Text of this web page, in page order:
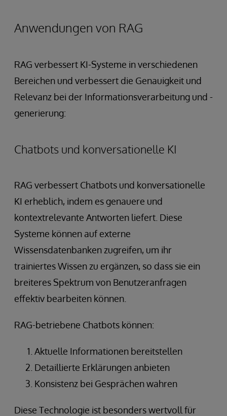
Anwendungen von RAG
RAG verbessert KI-Systeme in verschiedenen
Bereichen und verbessert die Genauigkeit und
Relevanz bei der Informationsverarbeitung und -
generierung:
Chatbots und konversationelle KI
RAG verbessert Chatbots und konversationelle
KI erheblich, indem es genauere und
kontextrelevante Antworten liefert. Diese
Systeme können auf externe
Wissensdatenbanken zugreifen, um ihr
trainiertes Wissen zu ergänzen, so dass sie ein
breiteres Spektrum von Benutzeranfragen
effektiv bearbeiten können.
RAG-betriebene Chatbots können:
Aktuelle Informationen bereitstellen
Detaillierte Erklärungen anbieten
Konsistenz bei Gesprächen wahren
Diese Technologie ist besonders wertvoll für